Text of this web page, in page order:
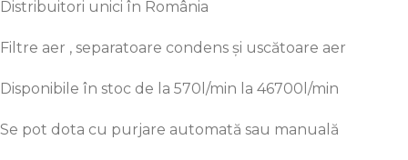
Distribuitori unici în România
Filtre aer , separatoare condens și uscătoare aer
Disponibile în stoc de la 570l/min la 46700l/min
Se pot dota cu purjare automată sau manuală